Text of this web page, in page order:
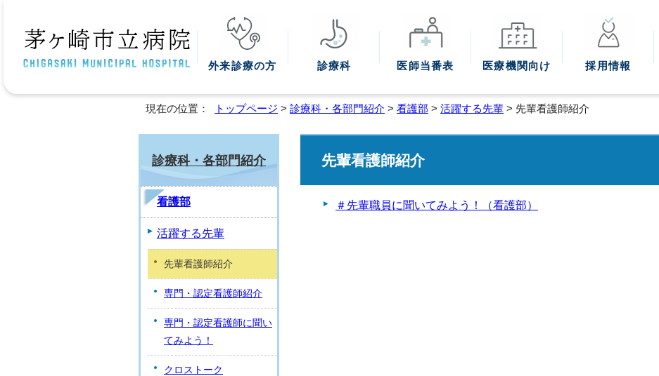
外来診療の方 診療科 医師当番表 医療機関 向け 採用情報
現在の位置： トップページ > 診療科・各部門紹介 > 看護部 > 活躍する先輩 > 先輩看護師紹介
先輩看護師紹介
＃先輩職員に聞いてみよう！（看護部）
診療科・各部門紹介
看護部
活躍する先輩
先輩看護師紹介
専門・認定看護師紹介
専門・認定看護師に聞い
てみよう！
クロストーク